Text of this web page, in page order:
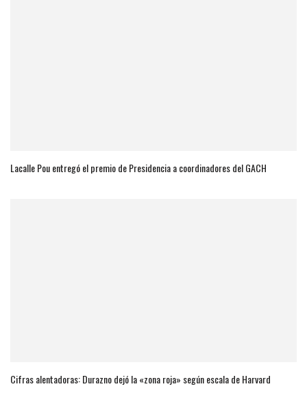
Lacalle Pou entregó el premio de Presidencia a coordinadores del GACH
Cifras alentadoras: Durazno dejó la «zona roja» según escala de Harvard